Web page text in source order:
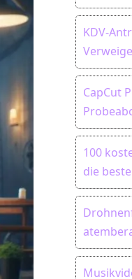
KDV-
CapCut
100
die